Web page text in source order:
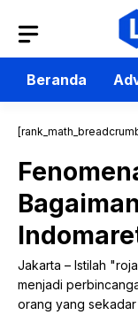
isi
Beranda
Jakarta – Istilah
menjadi
orang yang